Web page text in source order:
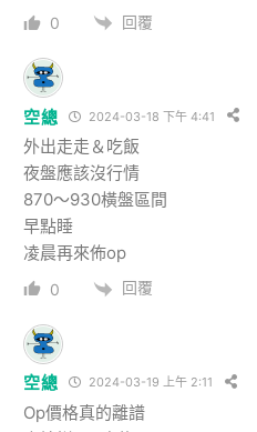
0 回覆
空總 2024-03-18 下午 4:41
外出走走＆吃飯
夜盤應該沒行情
870～930橫盤區間
早點睡
凌晨再來佈op
0 回覆
空總 2024-03-19 上午 2:11
Op價格真的離譜